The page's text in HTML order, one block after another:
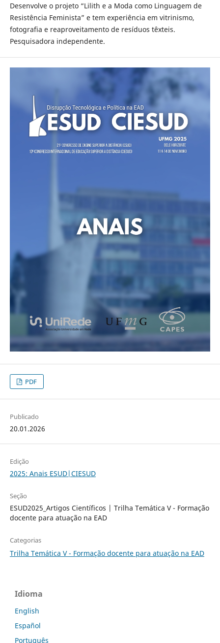
Desenvolve o projeto “Lilith e a Moda como Linguagem de
Resistência Feminista” e tem experiência em vitrinismo,
fotografia e reaproveitamento de resíduos têxteis.
Pesquisadora independente.
PDF
Publicado
20.01.2026
Edição
2025: Anais ESUD|CIESUD
Seção
ESUD2025_Artigos Científicos | Trilha Temática V - Formação
docente para atuação na EAD
Categorias
Trilha Temática V - Formação docente para atuação na EAD
Idioma
English
Español
Português